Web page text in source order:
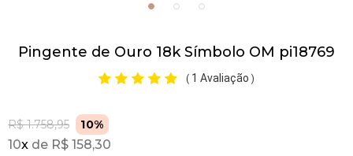
Pingente de Ouro 18k Símbolo OM pi18769
( 1 Avaliação )
R$ 1.758,95 10%
10x R$ 158,30
Gargantilhas
Pingentes